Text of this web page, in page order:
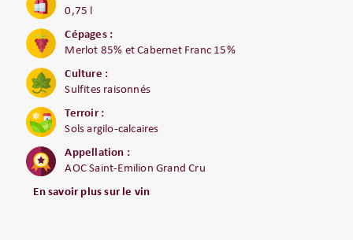
0,75 l
Cépages :
Merlot 85% et Cabernet Franc 15%
Culture :
Sulfites raisonnés
Terroir :
Sols argilo-calcaires
Appellation :
AOC Saint-Emilion Grand Cru
En savoir plus sur le vin